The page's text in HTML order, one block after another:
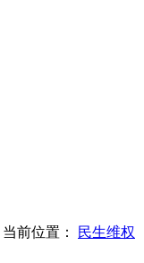
当前位置：
民生维权